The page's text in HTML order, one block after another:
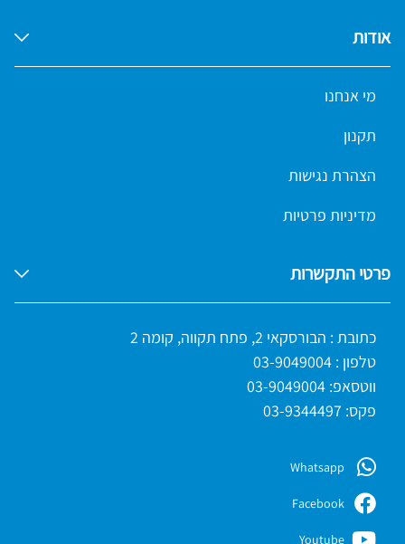
אודות
מי אנחנו
תקנון
הצהרת נגישות
מדיניות פרטיות
פרטי התקשרות
כתובת : הבורסקאי 2, פתח תקווה, קומה 2
טלפון : 03-9049004
ווטסאפ: 03-9049004
פקס: 03-9344497
Whatsapp
Facebook
Youtube